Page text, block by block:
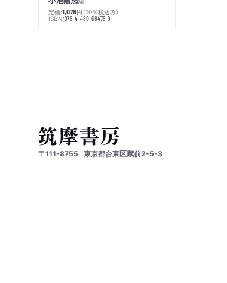
定価:1,078円 （10％税込み）
ISBN:978-4-480-68476-9
〒111-8755 東京都台東区蔵前2-5-3